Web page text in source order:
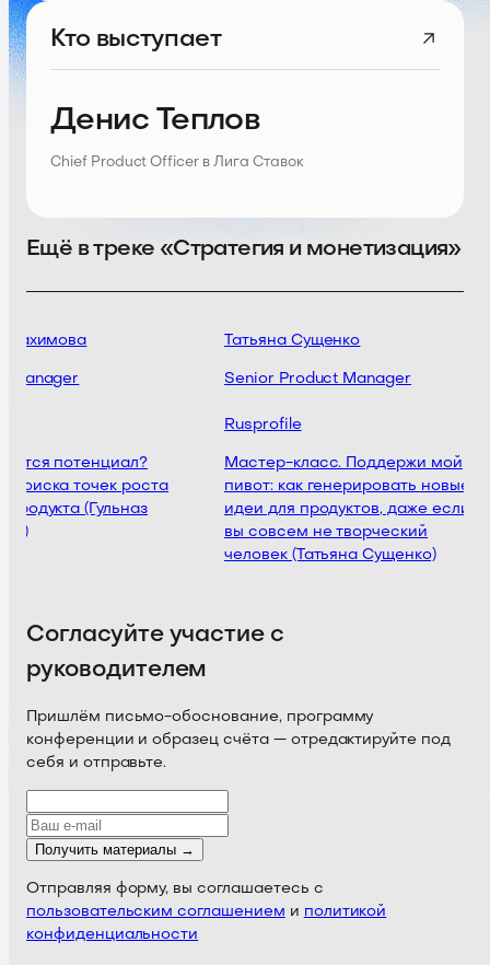
Кто выступает
Денис Теплов
Chief Product Officer в Лига Ставок
Ещё в треке «Стратегия и монетизация»
Рахимова
Manager
потенциал?
поиска точек роста
(Гульназ
Татьяна Сущенко
Senior Product Manager
Rusprofile
Мастер-класс. Поддержи мой
пивот: как генерировать новые
идеи для продуктов, даже если
вы совсем не творческий
человек (Татьяна Сущенко)
Согласуйте участие с
руководителем
Пришлём письмо-обоснование, программу
конференции и образец счёта — отредактируйте под
себя и отправьте.
Получить материалы →
Отправляя форму, вы соглашаетесь с
пользовательским соглашением и политикой
конфиденциальности